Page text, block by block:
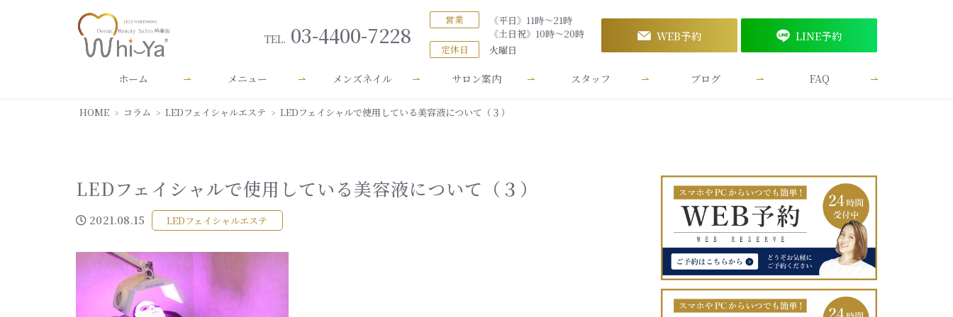
TEL. 03-4400-7228
営業
《平日》11時～21時
《土日祝》10時～20時
定休日 火曜日
WEB予約 LINE予約
ホーム メニュー メンズネイル サロン案内 スタッフ ブログ FAQ
HOME コラム LEDフェイシャルエステ LEDフェイシャルで使用している美容液について（３）
LEDフェイシャルで使用している美容液について（３）
2021.08.15 LEDフェイシャルエステ